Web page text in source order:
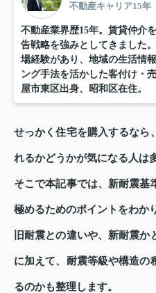
不動産キャリア15年
不動産業界歴15年。賃貸仲介
告戦略を強みとしてきました
場経験があり、地域の生活情
ング手法を活かした客付け・
屋市東区出身、昭和区在住。
せっかく住宅を購入するなら
れるかどうかが気になる人は
そこで本記事では、新耐震基
極めるためのポイントをわか
旧耐震との違いや、新耐震
に加えて、耐震等級や構造の
るのかも整理します。